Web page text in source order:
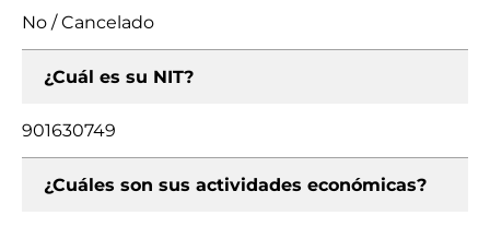
No / Cancelado
¿Cuál es su NIT?
901630749
¿Cuáles son sus actividades económicas?